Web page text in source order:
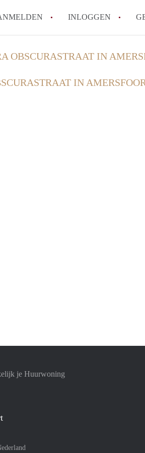
INLOGGEN
Wat is
OBSCURASTRAAT IN
IN
je Huurwoning